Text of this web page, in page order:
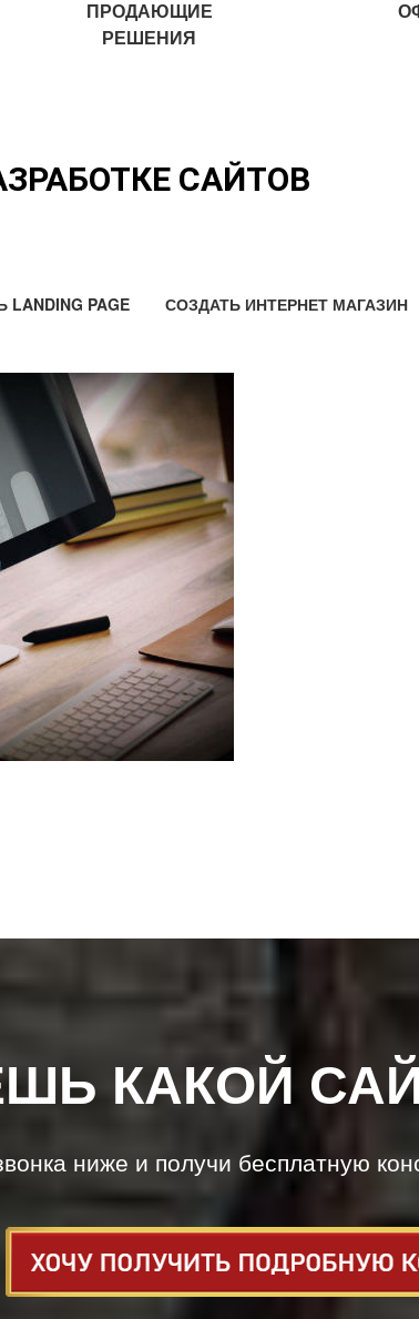
ПРОДАЮЩИЕ
РЕШЕНИЯ
САЙТОВ
PAGE СОЗДАТЬ ИНТЕРНЕТ МАГАЗИН
КАКОЙ
ниже и получи бесплатную